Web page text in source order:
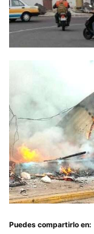
Puedes compartirlo en: